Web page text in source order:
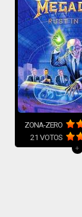
ZONA-ZERO
21 VOTOS
+